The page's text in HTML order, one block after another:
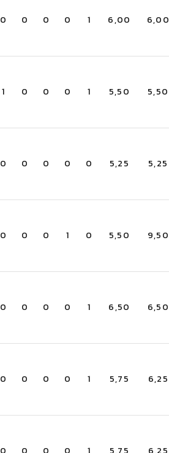
0 0 0 0 1 6,00 6,00
1 0 0 0 1 5,50 5,50
0 0 0 0 0 5,25 5,25
0 0 0 1 0 5,50 9,50
0 0 0 0 1 6,50 6,50
0 0 0 0 1 5,75 6,25